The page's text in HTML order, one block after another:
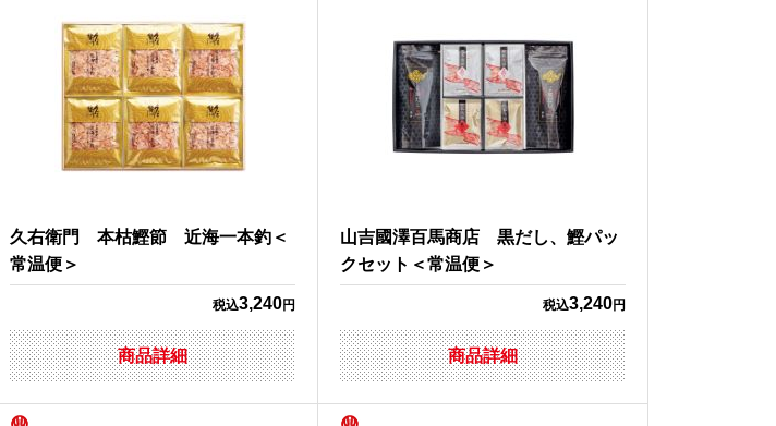
久右衛門 本枯鰹節 近海一本釣＜
常温便＞
税込3,240円
商品詳細
山吉國澤百馬商店 黒だし、鰹パッ
クセット＜常温便＞
税込3,240円
商品詳細